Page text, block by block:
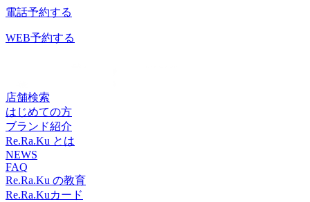
０円)でお得に施術できます♪本日、予約に空きもございま
電話予約する
WEB予約する
店舗検索
はじめての方
ブランド紹介
Re.Ra.Ku とは
NEWS
FAQ
Re.Ra.Ku の教育
Re.Ra.Kuカード